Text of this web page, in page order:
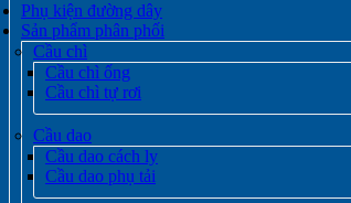
Phụ kiện đường dây
Sản phẩm phân phối
Cầu chì
Cầu chì ống
Cầu chì tự rơi
Cầu dao
Cầu dao cách ly
Cầu dao phụ tải